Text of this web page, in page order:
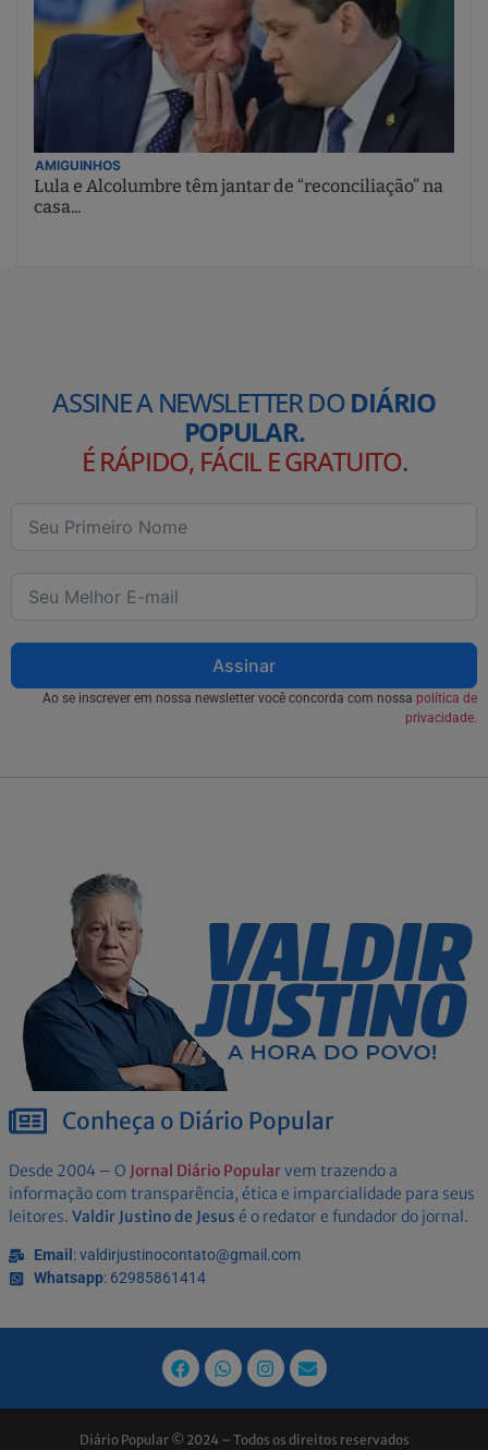
AMIGUINHOS
Lula e Alcolumbre têm jantar de “reconciliação” na
casa...
ASSINE A NEWSLETTER DODIÁRIO
POPULAR.
É RÁPIDO, FÁCIL E GRATUITO.
Assinar
Ao se inscrever em nossa newsletter você concorda com nossa política de
privacidade.
Conheça o Diário Popular
Desde 2004 – O Jornal Diário Popularvem trazendo a
informação com transparência, ética e imparcialidade para seus
leitores. Valdir Justino de Jesus é o redator e fundador do jornal.
Email : valdirjustinocontato@gmail.com
Whatsapp: 62985861414
Diário Popular © 2024 – Todos os direitos reservados